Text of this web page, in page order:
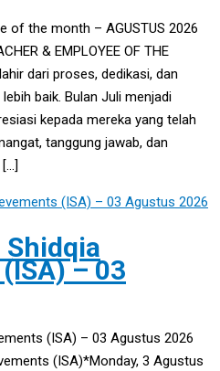
of the month – AGUSTUS 2026
& EMPLOYEE OF THE
dari proses, dedikasi, dan
baik. Bulan Juli menjadi
kepada mereka yang telah
tanggung jawab, dan
– 03
(ISA) – 03 Agustus 2026
(ISA)*Monday, 3 Agustus